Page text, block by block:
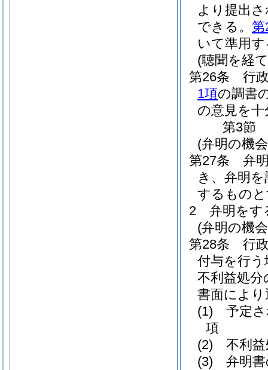
より提出
できる。 第
いて準用
(聴聞を経
第26条
行
1項の調書
の意見を
第3節
(弁明の機
第27条
弁
き、弁明
するもの
2
弁明をす
(弁明の機
第28条
行
付与を行
不利益処
書面によ
(1)
予定
項
(2)
不利
(3)
弁明